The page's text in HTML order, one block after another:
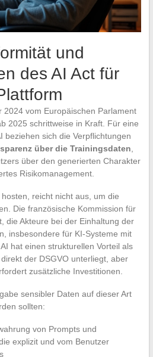
und
des AI Act für
2024 vom Europäischen Parlament
2025 schrittweise in Kraft. Für eine
beziehen sich die Verpflichtungen
über die Trainingsdaten
über den generierten Charakter
Risikomanagement.
reicht nicht aus, um die
Die französische Kommission für
die Akteure bei der Einhaltung der
insbesondere für KI-Systeme mit
hat einen strukturellen Vorteil als
der DSGVO unterliegt, aber
zusätzliche Investitionen.
sensibler Daten auf dieser Art
sollten:
von Prompts und
explizit und vom Benutzer